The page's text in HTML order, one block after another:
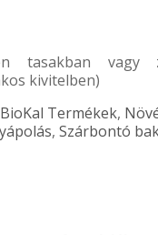
tasakban vagy
kivitelben)
BioKal Termékek,
, Szárbontó